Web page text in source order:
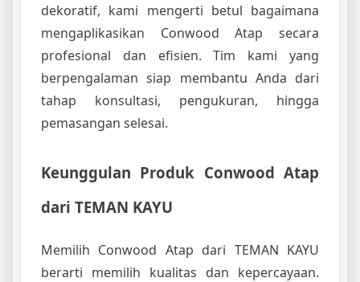
dekoratif, kami mengerti betul bagaimana
mengaplikasikan Conwood Atap secara
profesional dan efisien. Tim kami yang
berpengalaman siap membantu Anda dari
tahap konsultasi, pengukuran, hingga
pemasangan selesai.
Keunggulan Produk Conwood Atap
dari TEMAN KAYU
Memilih Conwood Atap dari TEMAN KAYU
berarti memilih kualitas dan kepercayaan.